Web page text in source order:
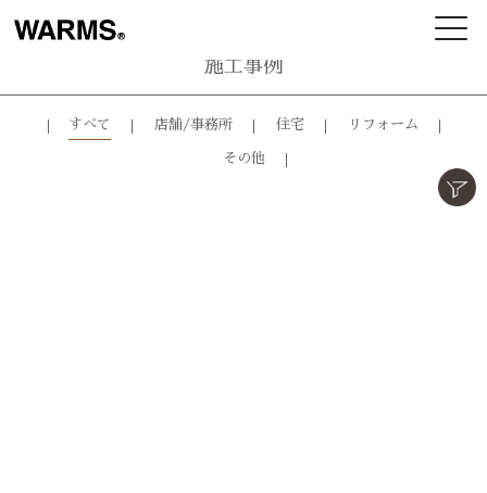
施工事例
すべて 店舗/事務所 住宅 リフォーム
その他